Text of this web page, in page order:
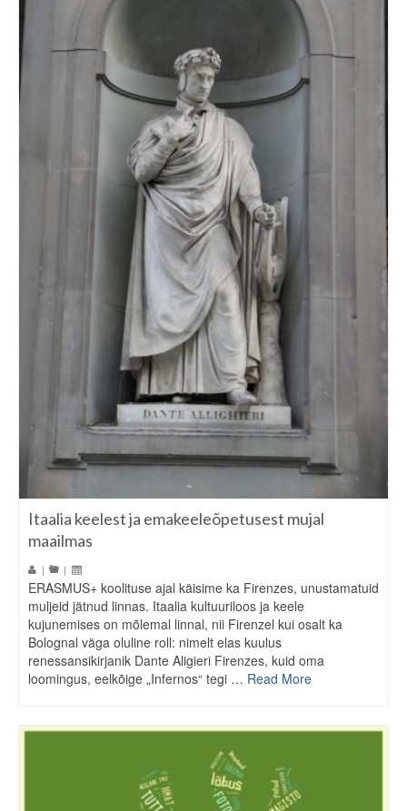
Itaalia keelest ja emakeeleõpetusest mujal
maailmas
| |
ERASMUS+ koolituse ajal käisime ka Firenzes, unustamatuid
muljeid jätnud linnas. Itaalia kultuuriloos ja keele
kujunemises on mõlemal linnal, nii Firenzel kui osalt ka
Bolognal väga oluline roll: nimelt elas kuulus
renessansikirjanik Dante Aligieri Firenzes, kuid oma
loomingus, eelkõige „Infernos“ tegi … Read More